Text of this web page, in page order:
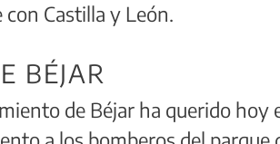
Castilla y León.
BÉJAR
de Béjar ha querido hoy